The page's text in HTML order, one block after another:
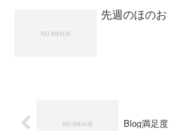
先週のほのお
Blog満足度